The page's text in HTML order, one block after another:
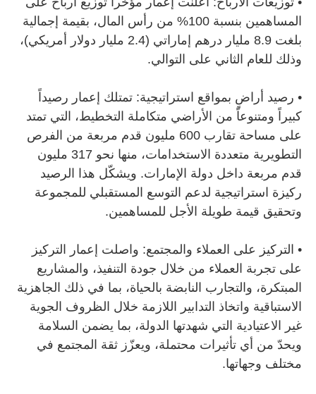
المساهمين بنسبة 100% من رأس المال، بقيمة إجمالية
بلغت 8.9 مليار درهم إماراتي (2.4 مليار دولار أمريكي)،
وذلك للعام الثاني على التوالي.
• رصيد أراضٍ بمواقع استراتيجية: تمتلك إعمار رصيداً
كبيراً ومتنوعاً من الأراضي متكاملة التخطيط، التي تمتد
على مساحة تقارب 600 مليون قدم مربعة من الفرص
التطويرية متعددة الاستخدامات، منها نحو 317 مليون
قدم مربعة داخل دولة الإمارات. ويشكّل هذا الرصيد
ركيزة استراتيجية لدعم التوسع المستقبلي للمجموعة
وتحقيق قيمة طويلة الأجل للمساهمين.
• التركيز على العملاء والمجتمع: واصلت إعمار التركيز
على تجربة العملاء من خلال جودة التنفيذ، والمشاريع
المبتكرة، والتجارب النابضة بالحياة، بما في ذلك الجاهزية
الاستباقية واتخاذ التدابير اللازمة خلال الظروف الجوية
غير الاعتيادية التي شهدتها الدولة، بما يضمن السلامة
ويحدّ من أي تأثيرات محتملة، ويعزّز ثقة المجتمع في
مختلف وجهاتها.